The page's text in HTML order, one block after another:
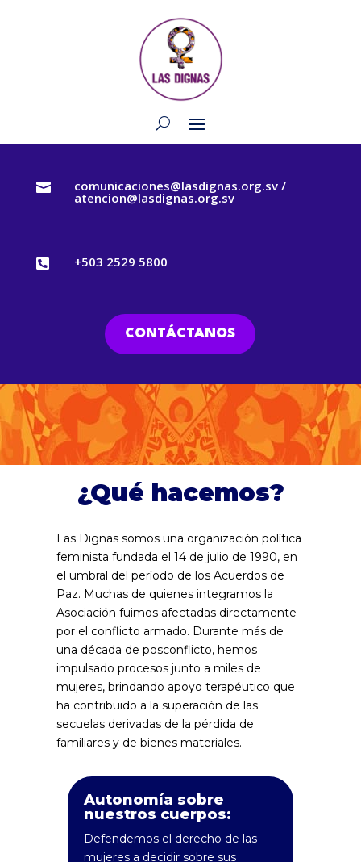
 comunicaciones@lasdignas.org.sv /
atencion@lasdignas.org.sv
 +503 2529 5800
CONTÁCTANOS
¿Qué hacemos?
Las Dignas somos una organización política
feminista fundada el 14 de julio de 1990, en
el umbral del período de los Acuerdos de
Paz. Muchas de quienes integramos la
Asociación fuimos afectadas directamente
por el conflicto armado. Durante más de
una década de posconflicto, hemos
impulsado procesos junto a miles de
mujeres, brindando apoyo terapéutico que
ha contribuido a la superación de las
secuelas derivadas de la pérdida de
familiares y de bienes materiales.
Autonomía sobre
nuestros cuerpos:
Defendemos el derecho de las
mujeres a decidir sobre sus